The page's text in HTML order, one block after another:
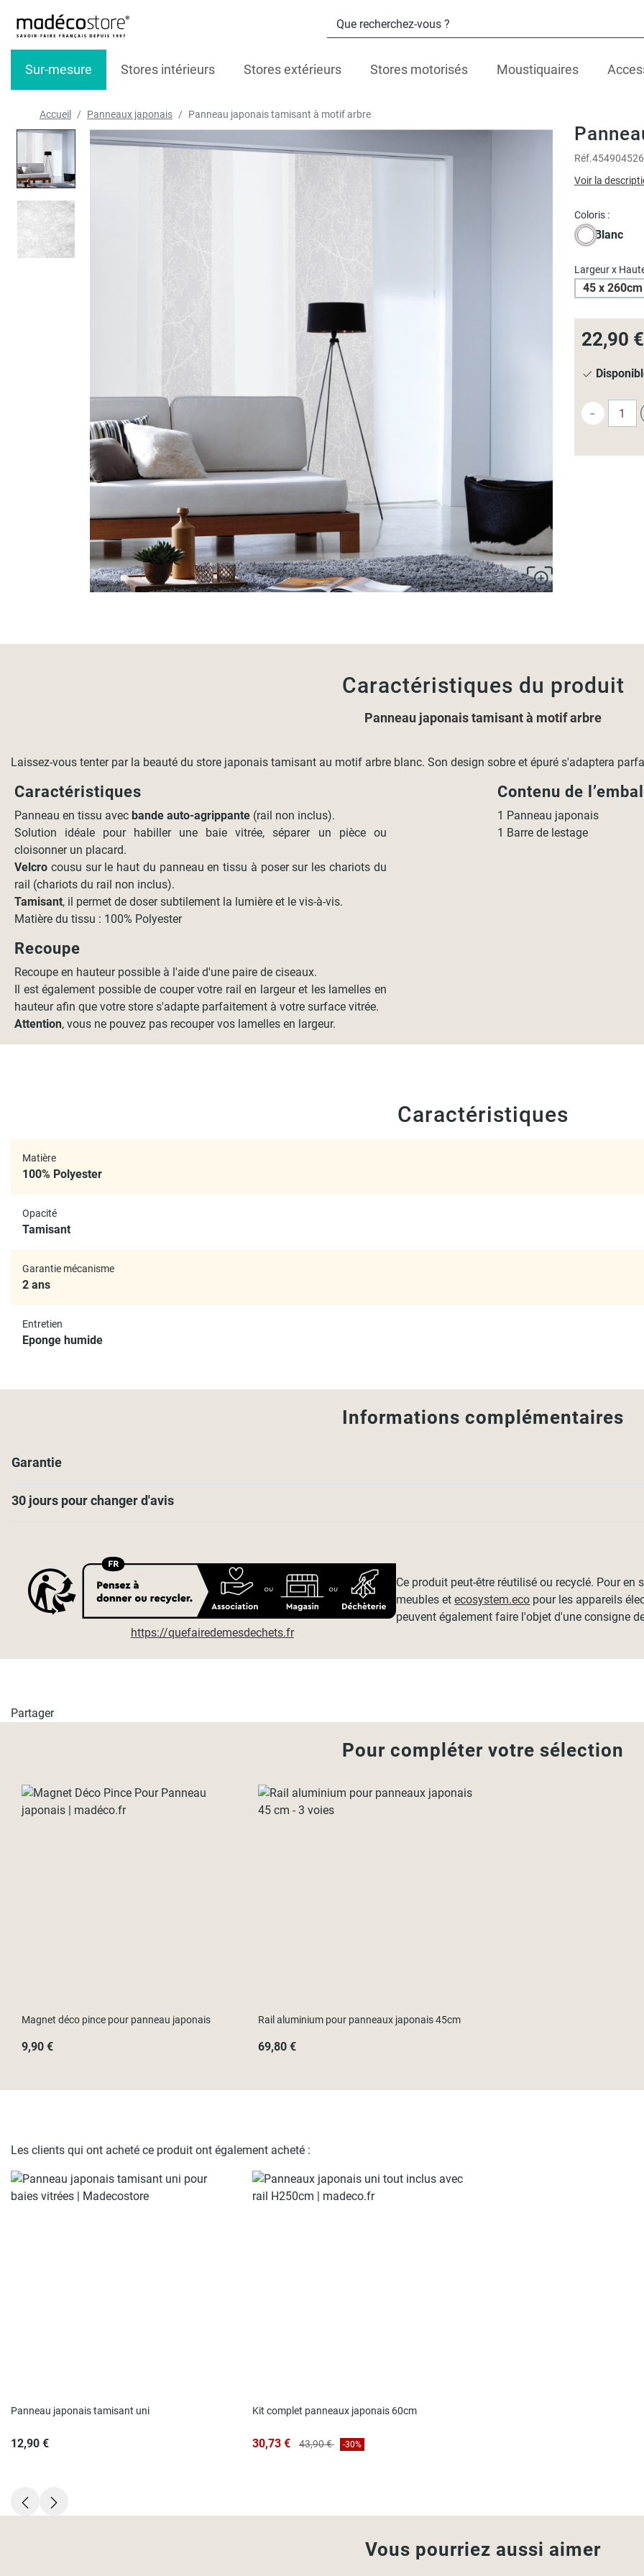
Sur-mesure Stores intérieurs Stores extérieurs Stores motorisés Moustiquaires
Accueil Panneaux japonais Panneau japonais tamisant à motif arbre
Réf.
Voir la
Coloris :
Blanc
Largeur x
45 x 260cm
22,90 €
-
Caractéristiques du produit
Panneau japonais tamisant à motif arbre
Laissez-vous tenter par la beauté du store japonais tamisant au motif arbre blanc. Son design sobre et épuré s'adaptera
Caractéristiques
Panneau en tissu avecbande auto-agrippante (rail non inclus).
Solution idéale pour habiller une baie vitrée, séparer un pièce ou
cloisonner un placard.
Velcro cousu sur le haut du panneau en tissu à poser sur les chariots du
rail (chariots du rail non inclus).
Tamisant, il permet de doser subtilement la lumière et le vis-à-vis.
Matière du tissu : 100% Polyester
Recoupe
Recoupe en hauteur possible à l'aide d'une paire de ciseaux.
Il est également possible de couper votre rail en largeur et les lamelles en
hauteur afin que votre store s'adapte parfaitement à votre surface vitrée.
Attention, vous ne pouvez pas recouper vos lamelles en largeur.
Contenu de
1 Panneau japonais
1 Barre de lestage
Caractéristiques
Matière
100% Polyester
Opacité
Tamisant
Garantie mécanisme
2 ans
Entretien
Eponge humide
Informations complémentaires
Garantie
30 jours pour changer d'avis
https://quefairedemesdechets.fr
Ce produit peut-être réutilisé ou recyclé. Pour en
meubles etecosystem.eco pour les appareils
peuvent également faire l'objet d'une consigne
Partager
Pour compléter votre sélection
Magnet déco pince pour panneau japonais
9,90 €
Rail aluminium pour panneaux japonais 45cm
69,80 €
Les clients qui ont acheté ce produit ont également acheté :
Panneau japonais tamisant uni
12,90 €
Kit complet panneaux japonais 60cm
30,73 € 43,90 € -30%
Vous pourriez aussi aimer